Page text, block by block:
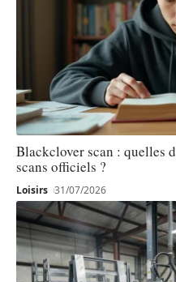
Blackclover scan : quelles
scans officiels ?
Loisirs 31/07/2026